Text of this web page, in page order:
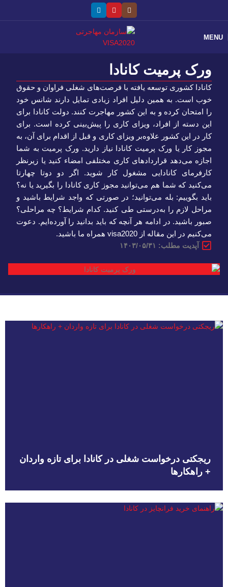
MENU
ورک پرمیت کانادا
کانادا کشوری توسعه یافته با فرصت‌های شغلی فراوان و حقوق
خوب است. به همین دلیل افراد زیادی تمایل دارند شانس خود
را امتحان کرده و به این کشور مهاجرت کنند. دولت کانادا برای
این دسته از افراد، ویزای کاری را پیش‌بینی کرده است. برای
کار در این کشور علاوه‌بر ویزای کاری و قبل از اقدام برای آن، به
مجوز کار یا ورک پرمیت کانادا نیاز دارید. ورک پرمیت به شما
اجازه می‌دهد قراردادهای کاری مختلفی امضاء کنید یا زیرنظر
کارفرمای کانادایی مشغول کار شوید. اگر دو دوتا چهارتا
می‌کنید که شما هم می‌توانید مجوز کاری کانادا را بگیرید یا نه؟
باید بگوییم: بله می‌توانید؛ در صورتی که واجد شرایط باشید و
مراحل لازم را به‌درستی طی کنید. کدام شرایط؟ چه مراحلی؟
صبور باشید. در ادامه هر آنچه که باید بدانید را آورده‌ایم. دعوت
می‌کنیم در این مقاله از visa2020 همراه ما باشید.
آپدیت مطلب: ۱۴۰۳/۰۵/۳۱
ریجکتی درخواست شغلی در کانادا برای تازه واردان
+ راهکارها